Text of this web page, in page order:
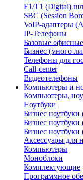
E1/T1 (Digital)
SBC (Session
VoIP-адаптеры
IP-Телефоны
Базовые офисные
Бизнес (много
Телефоны для
Call-center
Видеотелефоны
Компьютеры и
Компьютеры,
Ноутбуки
Бизнес ноутбуки
Бизнес ноутбуки
Бизнес ноутбуки
Аксессуары для
Компьютеры
Моноблоки
Комплектующие
Программное